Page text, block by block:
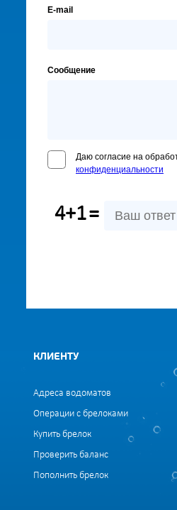
E-mail
Сообщение
Даю согласие на
конфиденциальности
4+1=
КЛИЕНТУ
Адреса водоматов
Операции с брелоками
Купить брелок
Проверить баланс
Пополнить брелок